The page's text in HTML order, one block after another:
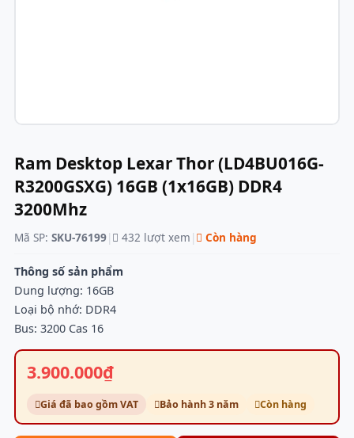
Ram Desktop Lexar Thor (LD4BU016G-
R3200GSXG) 16GB (1x16GB) DDR4
3200Mhz
Mã SP: SKU-76199| 432 lượt xem | Còn hàng
Thông số sản phẩm
Dung lượng: 16GB
Loại bộ nhớ: DDR4
Bus: 3200 Cas 16
3.900.000₫
Giá đã bao gồm VAT Bảo hành 3 năm Còn hàng